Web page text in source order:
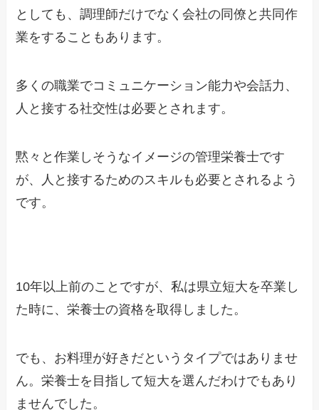
としても、調理師だけでなく会社の同僚と共同作
業をすることもあります。
多くの職業でコミュニケーション能力や会話力、
人と接する社交性は必要とされます。
黙々と作業しそうなイメージの管理栄養士です
が、人と接するためのスキルも必要とされるよう
です。
10年以上前のことですが、私は県立短大を卒業し
た時に、栄養士の資格を取得しました。
でも、お料理が好きだというタイプではありませ
ん。栄養士を目指して短大を選んだわけでもあり
ませんでした。